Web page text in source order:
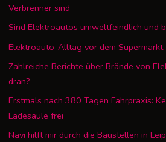
Verbrenner sind
Sind Elektroautos umweltfeindlich und
Elektroauto-Alltag vor dem Supermarkt
Zahlreiche Berichte über Brände von
dran?
Erstmals nach 380 Tagen Fahrpraxis:
Ladesäule frei
Navi hilft mir durch die Baustellen in